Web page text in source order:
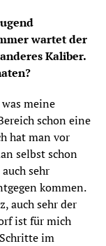
wartet der
Kaliber.
meine
schon eine
hat man vor
selbst schon
sehr
kommen.
auch sehr der
ist für mich
im